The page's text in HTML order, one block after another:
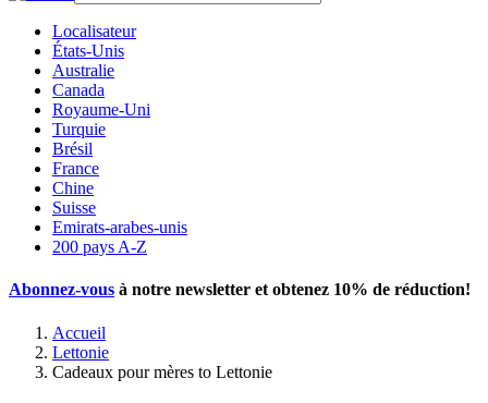
Localisateur
États-Unis
Australie
Canada
Royaume-Uni
Turquie
Brésil
France
Chine
Suisse
Emirats-arabes-unis
200 pays A-Z
Abonnez-vous à notre newsletter et obtenez 10% de réduction!
Accueil
Lettonie
Cadeaux pour mères to Lettonie